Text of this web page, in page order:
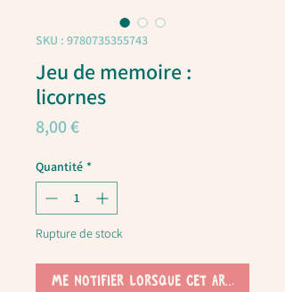
SKU : 9780735355743
Jeu de memoire :
licornes
8,00 €Prix
Quantité *
Rupture de stock
Me notifier lorsque cet article est